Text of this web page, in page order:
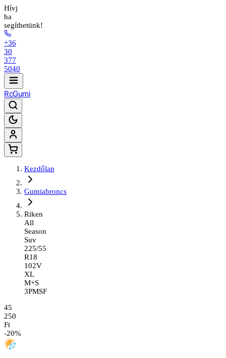
Hívj
ha
segíthetünk!
+36
30
377
5040
RcGumi
Kezdőlap
Gumiabroncs
Riken
All
Season
Suv
225/55
R18
102V
XL
M+S
3PMSF
45
250
Ft
-20%